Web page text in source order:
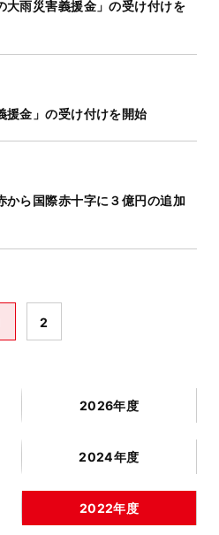
大雨災害義援金」の受け付けを
援金」の受け付けを開始
ら国際赤十字に３億円の追加
2
2026年度
2024年度
2022年度